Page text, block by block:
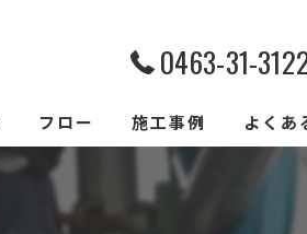
0463-31-
フロー 施工事例 よくあ